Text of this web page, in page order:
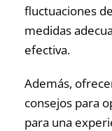
fluctuaciones
medidas
efectiva.
Además,
consejos para
para una